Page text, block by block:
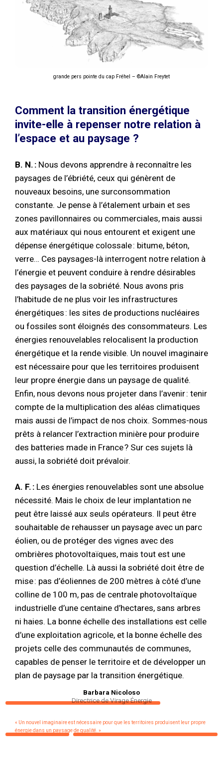
grande pers pointe du cap Fréhel – ©Alain Freytet
Comment la transition énergétique
invite-elle à repenser notre relation à
l’espace et au paysage ?
B. N. : Nous devons apprendre à reconnaître les
paysages de l’ébriété, ceux qui génèrent de
nouveaux besoins, une surconsommation
constante. Je pense à l’étalement urbain et ses
zones pavillonnaires ou commerciales, mais aussi
aux matériaux qui nous entourent et exigent une
dépense énergétique colossale : bitume, béton,
verre… Ces paysages-là interrogent notre relation à
l’énergie et peuvent conduire à rendre désirables
des paysages de la sobriété. Nous avons pris
l’habitude de ne plus voir les infrastructures
énergétiques : les sites de productions nucléaires
ou fossiles sont éloignés des consommateurs. Les
énergies renouvelables relocalisent la production
énergétique et la rende visible. Un nouvel imaginaire
est nécessaire pour que les territoires produisent
leur propre énergie dans un paysage de qualité.
Enfin, nous devons nous projeter dans l’avenir : tenir
compte de la multiplication des aléas climatiques
mais aussi de l’impact de nos choix. Sommes-nous
prêts à relancer l’extraction minière pour produire
des batteries made in France ? Sur ces sujets là
aussi, la sobriété doit prévaloir.
A. F. : Les énergies renouvelables sont une absolue
nécessité. Mais le choix de leur implantation ne
peut être laissé aux seuls opérateurs. Il peut être
souhaitable de rehausser un paysage avec un parc
éolien, ou de protéger des vignes avec des
ombrières photovoltaïques, mais tout est une
question d’échelle. Là aussi la sobriété doit être de
mise : pas d’éoliennes de 200 mètres à côté d’une
colline de 100 m, pas de centrale photovoltaïque
industrielle d’une centaine d’hectares, sans arbres
ni haies. La bonne échelle des installations est celle
d’une exploitation agricole, et la bonne échelle des
projets celle des communautés de communes,
capables de penser le territoire et de développer un
plan de paysage par la transition énergétique.
« Un nouvel imaginaire est nécessaire pour que les territoires produisent leur propre
énergie dans un paysage de qualité. »
Barbara Nicoloso
Directrice de Virage Énergie